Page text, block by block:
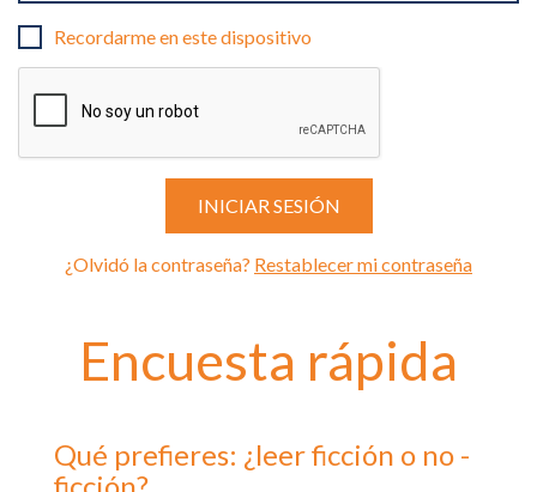
Recordarme en este dispositivo
¿Olvidó la contraseña? Restablecer mi contraseña
Encuesta rápida
Qué prefieres: ¿leer ficción o no -